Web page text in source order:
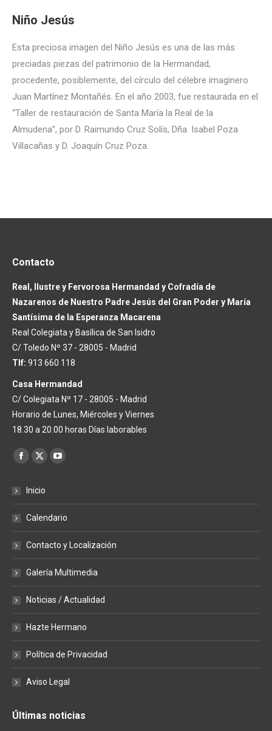
Niño Jesús
Esta preciosa imagen del Niño Jesús es una de las más
preciadas piezas del patrimonio de la Hermandad,
procedente, posiblemente, del círculo del célebre imaginero
Juan Martínez Montañés. En el año 2003, fue restaurada en el
“Taller de restauración de Santa María la Real de la
Almudena”, por D. Raimundo Cruz Solís, Dña. Isabel Poza
Villacañas y D. Joaquín Cruz Poza.
Contacto
Real, Ilustre y Fervorosa Hermandad y Cofradía de
Nazarenos de Nuestro Padre Jesús del Gran Poder y María
Santísima de la Esperanza Macarena
Real Colegiata y Basílica de San Isidro
C/ Toledo Nº 37 - 28005 - Madrid
Tlf: 913 660 118
Casa Hermandad
C/ Colegiata Nº 17 - 28005 - Madrid
Horario de Lunes, Miércoles y Viernes
18.30 a 20.00 horas Días laborables
Encuéntranos en:
Facebook
opens
new
window
X
opens
window
YouTube
window
Inicio
Calendario
Contacto y Localización
Galería Multimedia
Noticias / Actualidad
Hazte Hermano
Política de Privacidad
Aviso Legal
Últimas noticias